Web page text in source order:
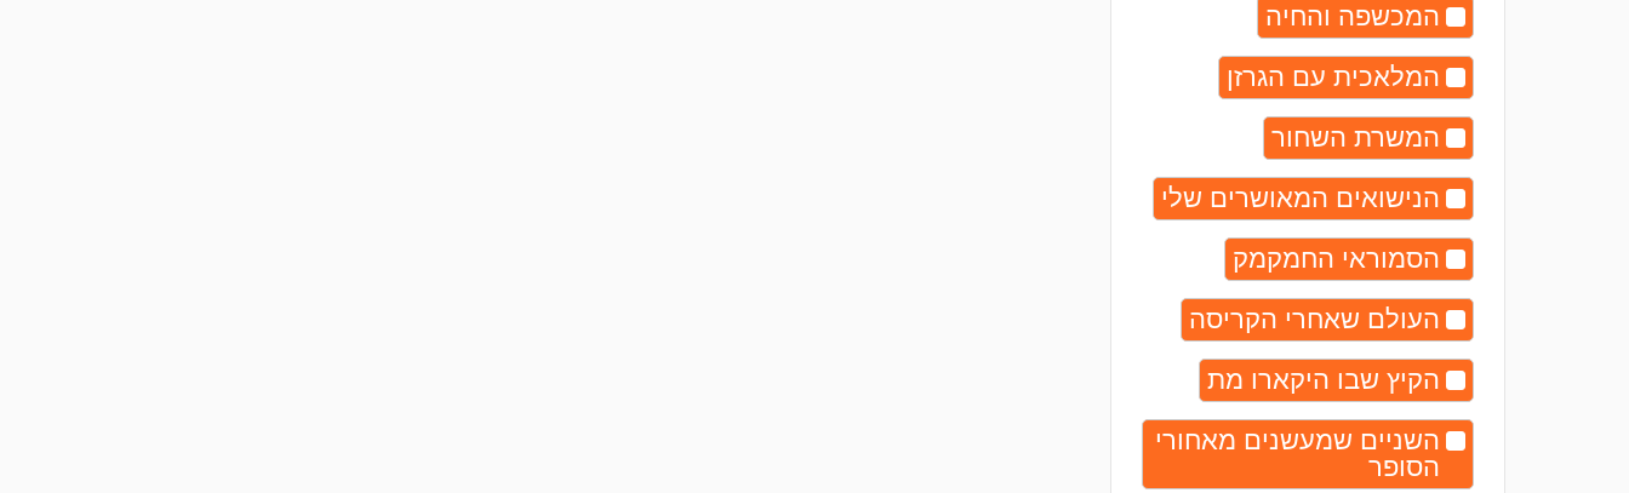
המכשפה והחיה
המלאכית עם הגרזן
המשרת השחור
הנישואים המאושרים שלי
הסמוראי החמקמק
העולם שאחרי הקריסה
הקיץ שבו היקארו מת
השניים שמעשנים מאחורי
הסופר